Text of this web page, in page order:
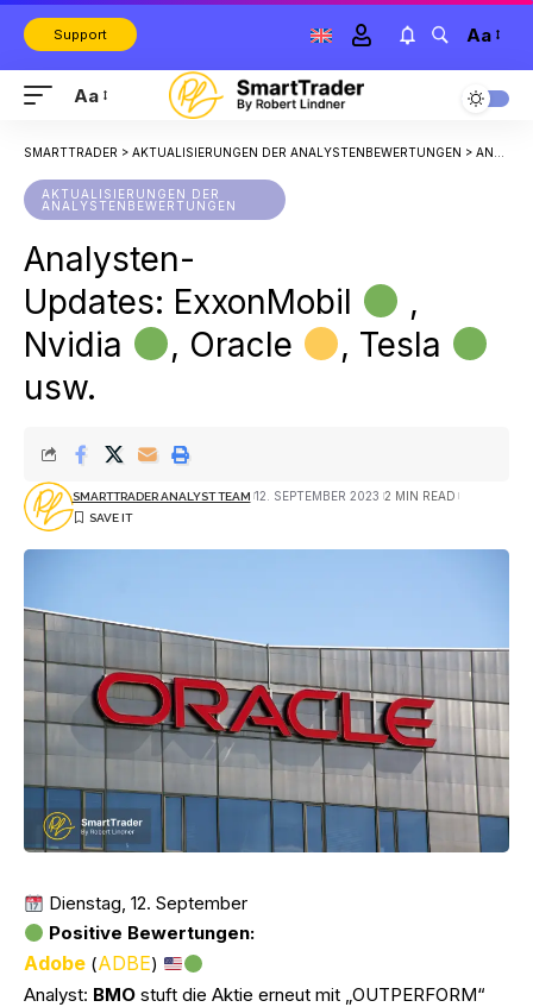
Support Aa
Aa
SMARTTRADER > AKTUALISIERUNGEN DER ANALYSTENBEWERTUNGEN > ANALYSTEN-UPDATES: EXXONMOBIL
AKTUALISIERUNGEN DER
ANALYSTENBEWERTUNGEN
Analysten-
Updates: ExxonMobil
,
Nvidia
, Oracle
, Tesla
usw.
SMARTTRADER ANALYST TEAM 12. SEPTEMBER 2023 2 MIN READ
Dienstag, 12. September
Positive Bewertungen:
Adobe (ADBE)
Analyst: BMO stuft die Aktie erneut mit „OUTPERFORM“